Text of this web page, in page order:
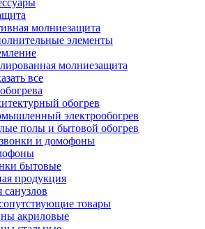
молниезащита
элементы
молниезащита
все
обогрев
электрообогрев
полы и бытовой обогрев
и домофоны
бытовые
продукция
санузлов
товары
акриловые